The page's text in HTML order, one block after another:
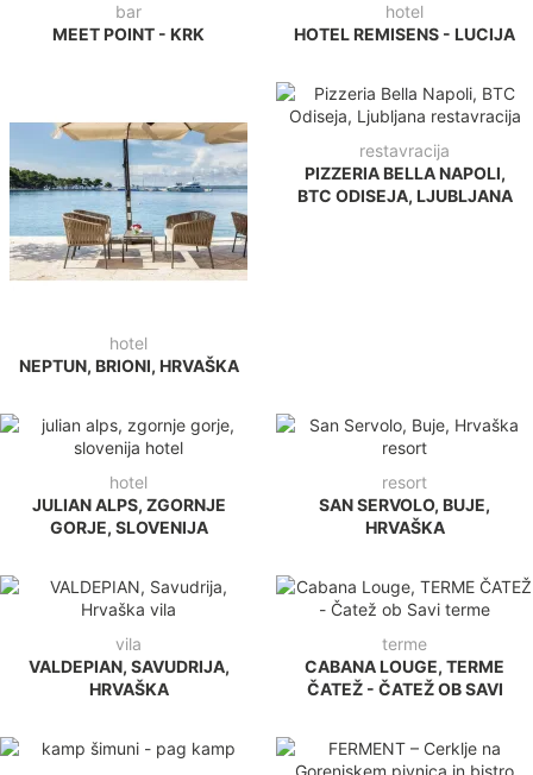
bar
MEET POINT - KRK
hotel
HOTEL REMISENS - LUCIJA
hotel
NEPTUN, BRIONI, HRVAŠKA
restavracija
PIZZERIA BELLA NAPOLI,
BTC ODISEJA, LJUBLJANA
hotel
JULIAN ALPS, ZGORNJE
GORJE, SLOVENIJA
resort
SAN SERVOLO, BUJE,
HRVAŠKA
vila
VALDEPIAN, SAVUDRIJA,
HRVAŠKA
terme
CABANA LOUGE, TERME
ČATEŽ - ČATEŽ OB SAVI